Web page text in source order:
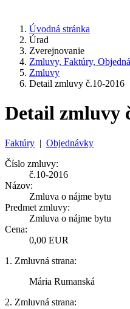
Úvodná stránka
Úrad
Zverejnovanie
Zmluvy, Faktúry,
Zmluvy
Detail zmluvy č.10-2016
Detail zmluvy
Faktúry | Objednávky
Číslo zmluvy:
č.10-2016
Názov:
Zmluva o nájme bytu
Predmet zmluvy:
Zmluva o nájme bytu
Cena:
0,00 EUR
1. Zmluvná strana:
Mária Rumanská
2. Zmluvná strana: